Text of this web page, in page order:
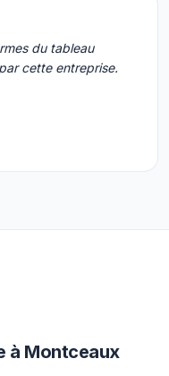
du tableau
cette entreprise.
à Montceaux